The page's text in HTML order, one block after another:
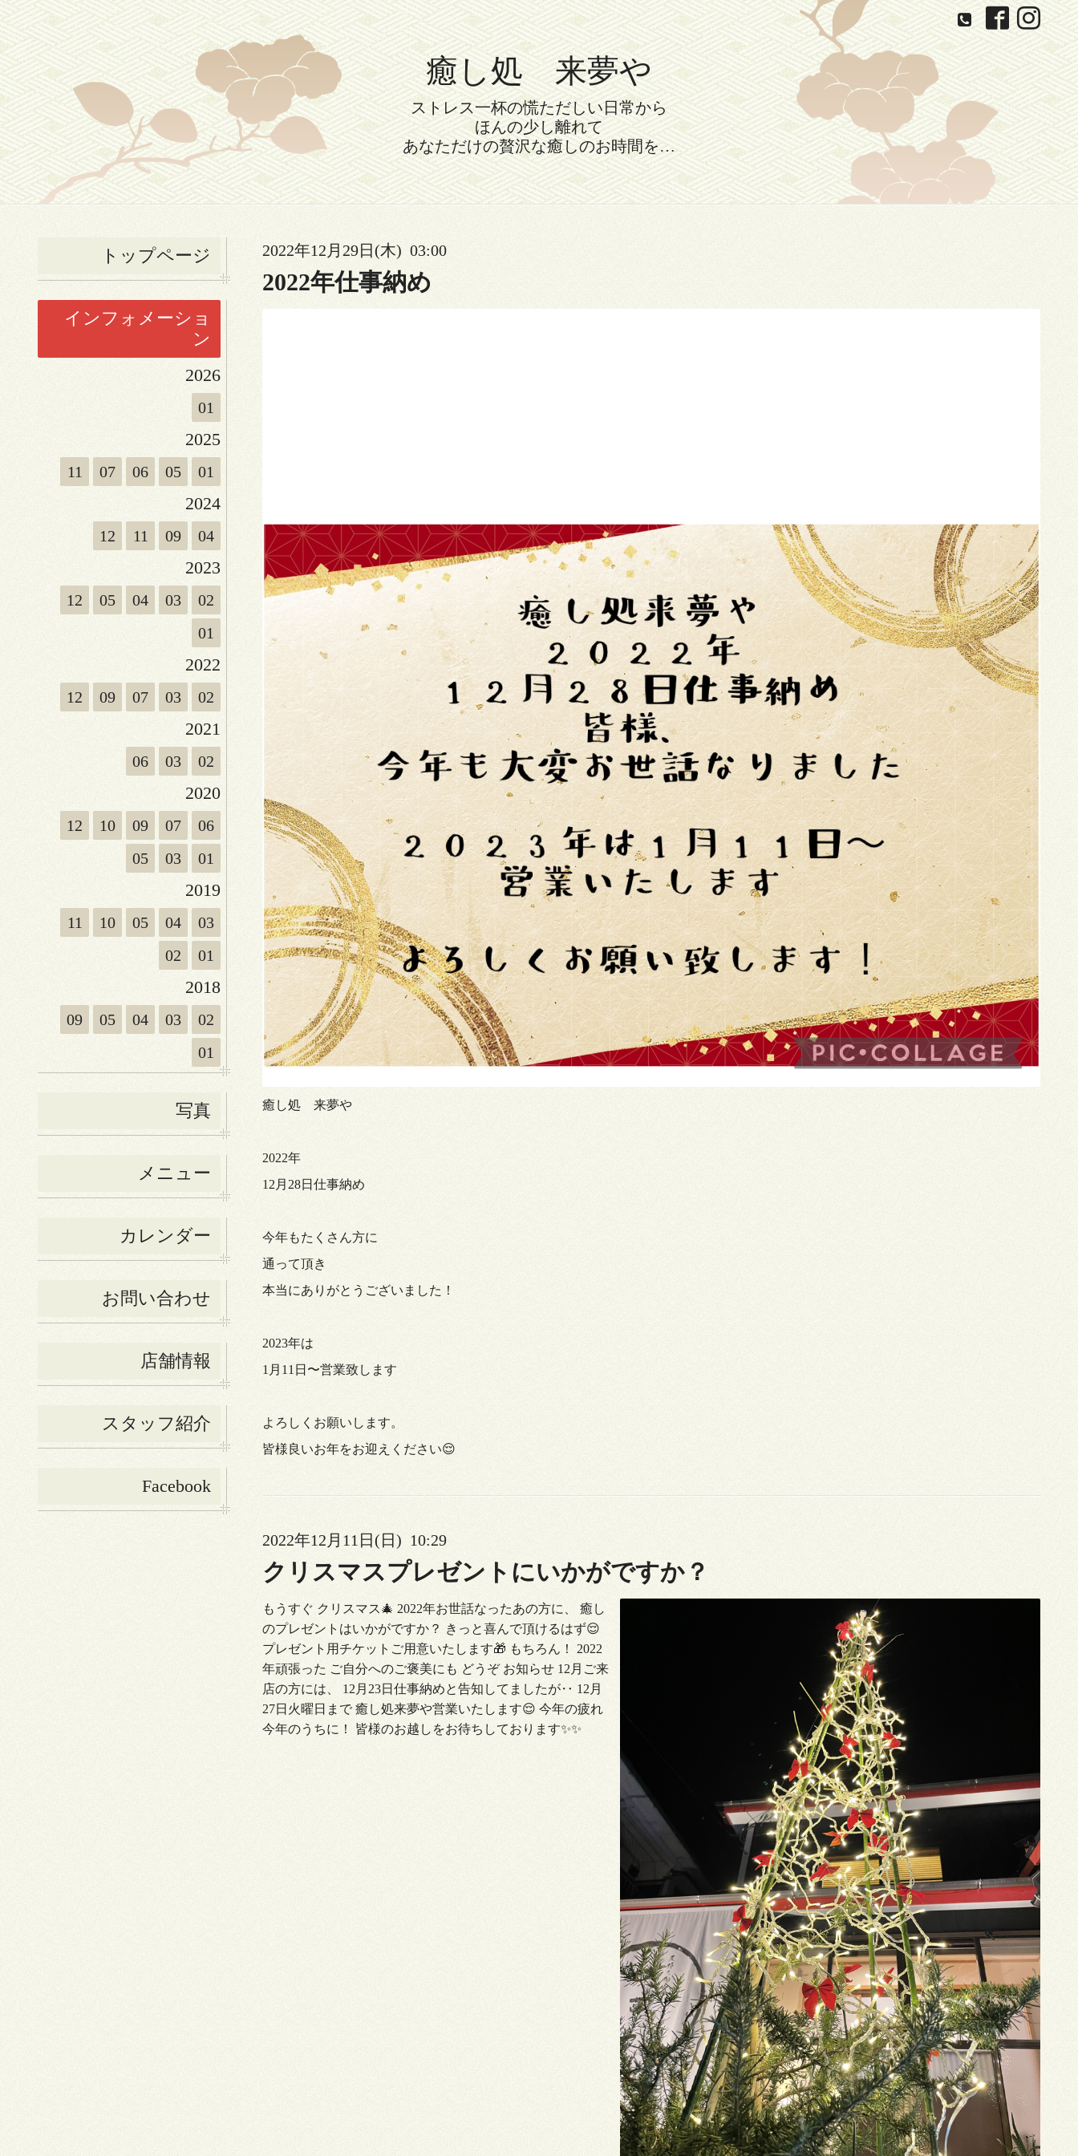
癒し処 来夢や
ストレス一杯の慌ただしい日常から
ほんの少し離れて
あなただけの贅沢な癒しのお時間を…
トップページ
インフォメーショ
ン
2026
01
2025
11 07 06 05 01
2024
12 11 09 04
2023
12 05 04 03
02
01
2022
12 09 07 03 02
2021
06 03 02
2020
12 10 09 07
06
05
03 01
2019
11 10 05 04
03
02
01
2018
09 05 04 03
02
01
写真
メニュー
カレンダー
お問い合わせ
店舗情報
スタッフ紹介
Facebook
2022年12月29日(木) 03:00
2022年仕事納め
癒し処 来夢や
2022年
12月28日仕事納め
今年もたくさん方に
通って頂き
本当にありがとうございました！
2023年は
1月11日〜営業致します
よろしくお願いします。
皆様良いお年をお迎えください😌
2022年12月11日(日) 10:29
クリスマスプレゼントにいかがですか？
もうすぐ クリスマス🎄 2022年お世話なったあの方に、 癒し
のプレゼントはいかがですか？ きっと喜んで頂けるはず😌
プレゼント用チケットご用意いたします🎁 もちろん！ 2022
年頑張った ご自分へのご褒美にも どうぞ お知らせ 12月ご来
店の方には、 12月23日仕事納めと告知してましたが‥ 12月
27日火曜日まで 癒し処来夢や営業いたします😌 今年の疲れ
今年のうちに！ 皆様のお越しをお待ちしております✨✨